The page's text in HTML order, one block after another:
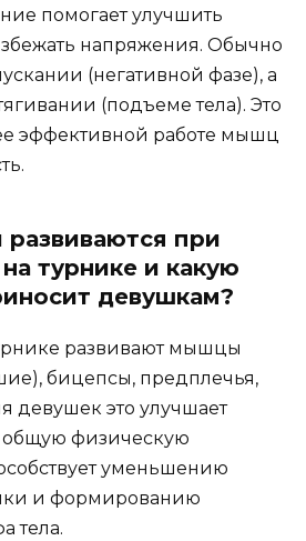
помогает улучшить
напряжения. Обычно
(негативной фазе), а
(подъеме тела). Это
эффективной работе мышц
при
турнике и какую
девушкам?
развивают мышцы
бицепсы, предплечья,
девушек это улучшает
общую физическую
уменьшению
и формированию
тела.